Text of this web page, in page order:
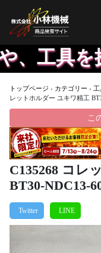
を探
トップページ › カテゴリー ›
レットホルダー ユキワ精工
こ
C135268 コレ
BT30-NDC13-